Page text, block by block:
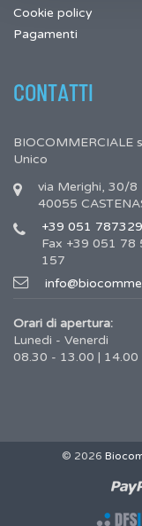
Cookie policy
Pagamenti
CONTATTI
BIOCOMMERCIALE
Unico
via Merighi, 30/8
40055
+39 051 787329
Fax +39 051 78
157
Orari di apertura:
Lunedi - Venerdi
08.30 - 13.00 | 14.00
© 2026